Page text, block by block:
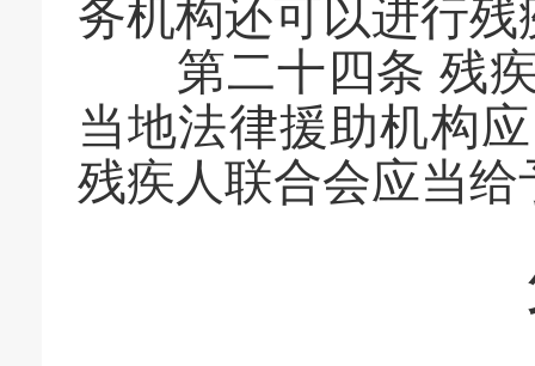
务机构还可以进行
第二十四条 残疾
当地法律援助机构
残疾人联合会应当